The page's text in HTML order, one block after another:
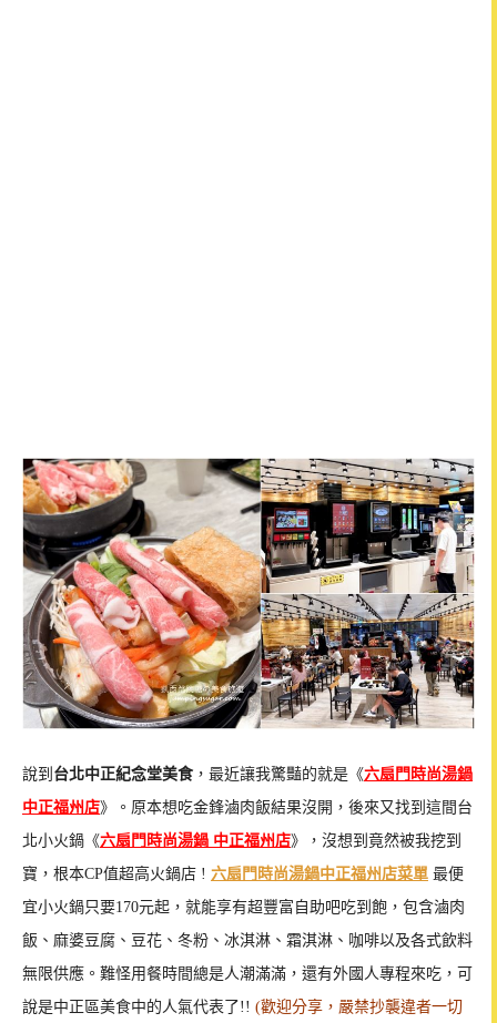
說到 台北中正紀念堂美食 ，最近讓我驚豔的就是《六扇門時尚湯鍋
中正福州店》。原本想吃金鋒滷肉飯結果沒開，後來又找到這間台
北小火鍋《六扇門時尚湯鍋 中正福州店》，沒想到竟然被我挖到
寶，根本CP值超高火鍋店 ! 六扇門時尚湯鍋中正福州店菜單 最便
宜小火鍋只要170元起，就能享有超豐富自助吧吃到飽，包含滷肉
飯、麻婆豆腐、豆花、冬粉、冰淇淋、霜淇淋、咖啡以及各式飲料
無限供應。難怪用餐時間總是人潮滿滿，還有外國人專程來吃，可
說是中正區美食中的人氣代表了!! (歡迎分享，嚴禁抄襲違者一切